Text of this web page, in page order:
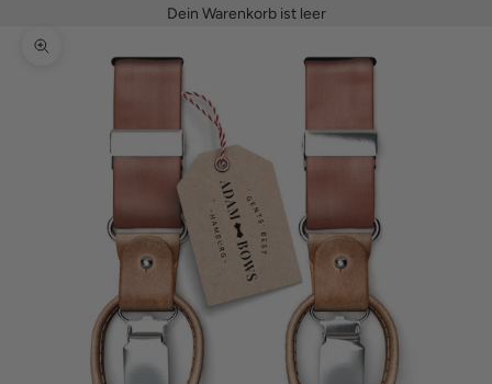
Dein Warenkorb ist leer
Bild vergrößern